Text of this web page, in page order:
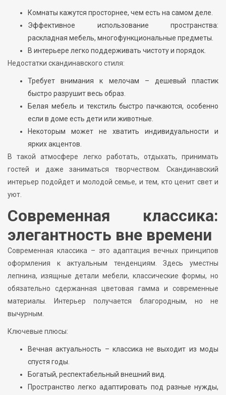
Комнаты кажутся просторнее, чем есть на самом деле.
Эффективное использование пространства:
раскладная мебель, многофункциональные предметы.
В интерьере легко поддерживать чистоту и порядок.
Недостатки скандинавского стиля:
Требует внимания к мелочам – дешевый пластик
быстро разрушит весь образ.
Белая мебель и текстиль быстро пачкаются, особенно
если в доме есть дети или животные.
Некоторым может не хватить индивидуальности и
ярких акцентов.
В такой атмосфере легко работать, отдыхать, принимать
гостей и даже заниматься творчеством. Скандинавский
интерьер подойдет и молодой семье, и тем, кто ценит свет и
уют.
Современная классика:
элегантность вне времени
Современная классика – это адаптация вечных принципов
оформления к актуальным тенденциям. Здесь уместны
лепнина, изящные детали мебели, классические формы, но
обязательно сдержанная цветовая гамма и современные
материалы. Интерьер получается благородным, но не
вычурным.
Ключевые плюсы:
Вечная актуальность – классика не выходит из моды
спустя годы.
Богатый, респектабельный внешний вид.
Пространство легко адаптировать под разные нужды,